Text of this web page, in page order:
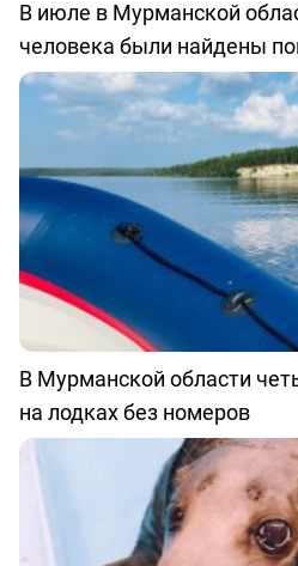
В июле в Мурманской
человека были найдены
В Мурманской области
на лодках без номеров